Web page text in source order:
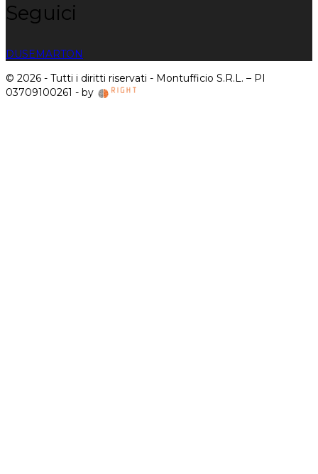
Seguici
DUSEMARTON
© 2026 - Tutti i diritti riservati - Montufficio S.R.L. – PI
03709100261 - by